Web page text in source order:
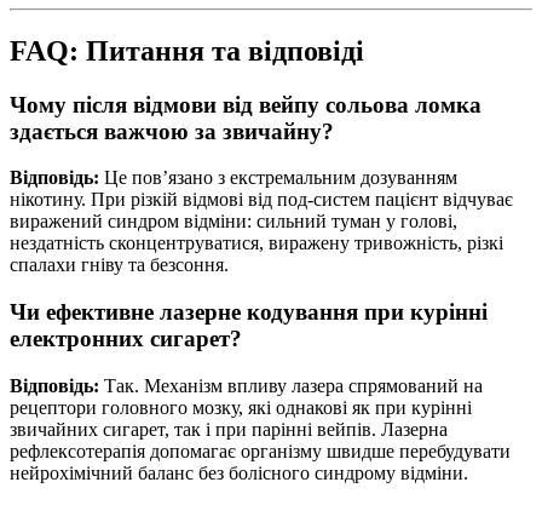
FAQ: Питання та відповіді
Чому після відмови від вейпу сольова ломка
здається важчою за звичайну?
Відповідь: Це пов’язано з екстремальним дозуванням
нікотину. При різкій відмові від под-систем пацієнт відчуває
виражений синдром відміни: сильний туман у голові,
нездатність сконцентруватися, виражену тривожність, різкі
спалахи гніву та безсоння.
Чи ефективне лазерне кодування при курінні
електронних сигарет?
Відповідь: Так. Механізм впливу лазера спрямований на
рецептори головного мозку, які однакові як при курінні
звичайних сигарет, так і при парінні вейпів. Лазерна
рефлексотерапія допомагає організму швидше перебудувати
нейрохімічний баланс без болісного синдрому відміни.